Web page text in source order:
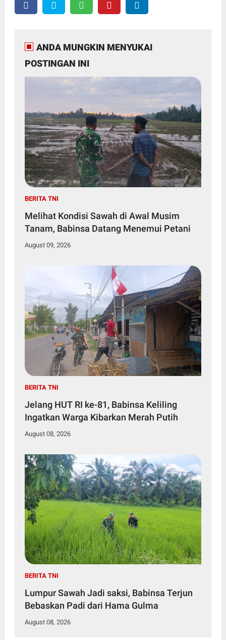
ANDA MUNGKIN MENYUKAI
POSTINGAN INI
BERITA TNI
Melihat Kondisi Sawah di Awal Musim
Tanam, Babinsa Datang Menemui Petani
August 09, 2026
BERITA TNI
Jelang HUT RI ke-81, Babinsa Keliling
Ingatkan Warga Kibarkan Merah Putih
August 08, 2026
BERITA TNI
Lumpur Sawah Jadi saksi, Babinsa Terjun
Bebaskan Padi dari Hama Gulma
August 08, 2026